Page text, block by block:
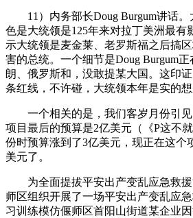
11）内务部长Doug Burgum讲话。
色是大统领是125年来对拉丁美洲最有
示大统领是麦金莱、老罗斯福之后搞
害的总统。一个细节是Doug Burgum
朗、俄罗斯和，没敢提某大国。这印
条红线，不许碰，大统领本年是实的想
一个相关的是，我们客岁月份引见
项目最后的预算是2亿美元（《P这不
份时预算涨到了3亿美元，现正在这个
美元了。
为全面提拔平安出产变乱应急救援
师区组织开展了一场平安出产变乱应
习训练模仿偃师区首阳山街道某企业